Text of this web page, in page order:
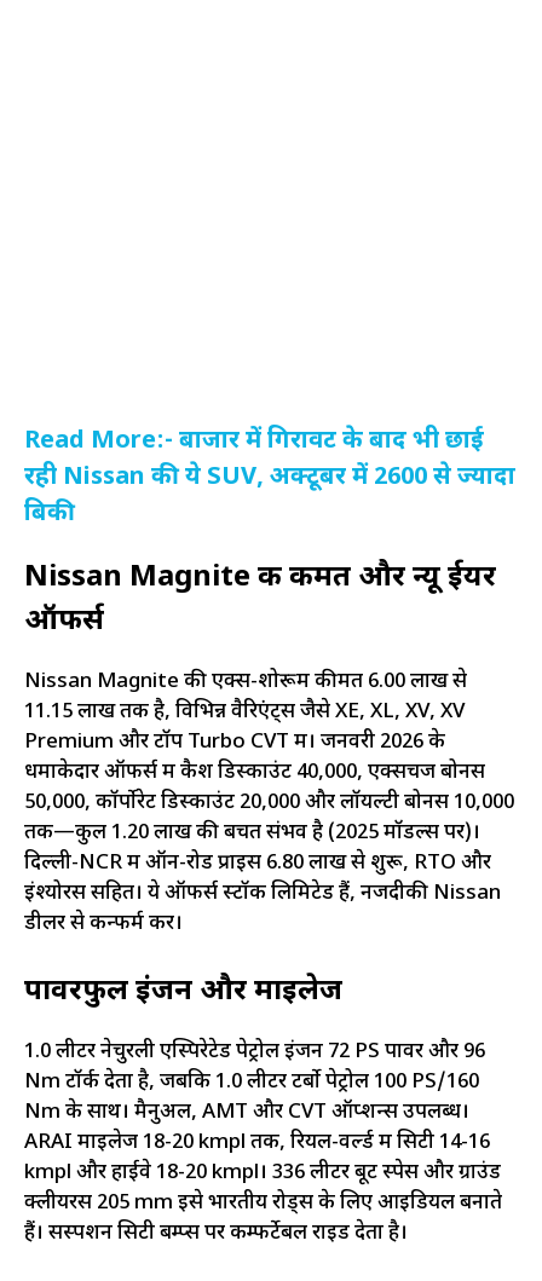
Read More:- बाजार में गिरावट के बाद भी छाई
रही Nissan की ये SUV, अक्टूबर में 2600 से ज्यादा
बिकी
Nissan Magnite की कीमत और न्यू ईयर
ऑफर्स
Nissan Magnite की एक्स-शोरूम कीमत ₹6.00 लाख से
₹11.15 लाख तक है, विभिन्न वैरिएंट्स जैसे XE, XL, XV, XV
Premium और टॉप Turbo CVT में। जनवरी 2026 के
धमाकेदार ऑफर्स में कैश डिस्काउंट ₹40,000, एक्सचेंज बोनस
₹50,000, कॉर्पोरेट डिस्काउंट ₹20,000 और लॉयल्टी बोनस ₹10,000
तक—कुल ₹1.20 लाख की बचत संभव है (2025 मॉडल्स पर)।
दिल्ली-NCR में ऑन-रोड प्राइस ₹6.80 लाख से शुरू, RTO और
इंश्योरेंस सहित। ये ऑफर्स स्टॉक लिमिटेड हैं, नजदीकी Nissan
डीलर से कन्फर्म करें।
पावरफुल इंजन और माइलेज
1.0 लीटर नेचुरली एस्पिरेटेड पेट्रोल इंजन 72 PS पावर और 96
Nm टॉर्क देता है, जबकि 1.0 लीटर टर्बो पेट्रोल 100 PS/160
Nm के साथ। मैनुअल, AMT और CVT ऑप्शन्स उपलब्ध।
ARAI माइलेज 18-20 kmpl तक, रियल-वर्ल्ड में सिटी 14-16
kmpl और हाईवे 18-20 kmpl। 336 लीटर बूट स्पेस और ग्राउंड
क्लीयरेंस 205 mm इसे भारतीय रोड्स के लिए आइडियल बनाते
हैं। सस्पेंशन सिटी बम्प्स पर कम्फर्टेबल राइड देता है।